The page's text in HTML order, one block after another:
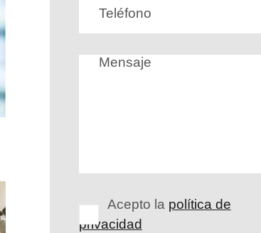
Acepto la política de
privacidad